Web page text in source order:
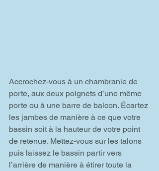
Accrochez-vous à un chambranle de
porte, aux deux poignets d’une même
porte ou à une barre de balcon. Écartez
les jambes de manière à ce que votre
bassin soit à la hauteur de votre point
de retenue. Mettez-vous sur les talons
puis laissez le bassin partir vers
l’arrière de manière à étirer toute la